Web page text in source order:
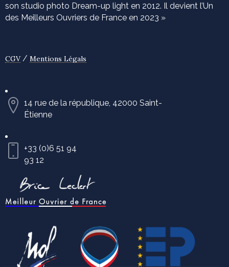
son studio photo Dream-up light en 2012. Il devient l’Un
des Meilleurs Ouvriers de France en 2023 »
CGV/ Mentions Légals
14 rue de la république, 42000 Saint-
Étienne
+33 (0)6 51 94
93 12